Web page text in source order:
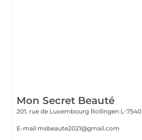
Mon Secret Beauté
201, rue de Luxembourg Rollingen L-7540
E-mail msbeaute2021@gmail.com